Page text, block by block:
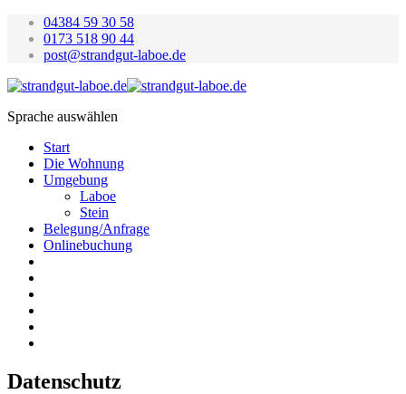
04384 59 30 58
0173 518 90 44
post@strandgut-laboe.de
Sprache auswählen
Start
Die Wohnung
Umgebung
Laboe
Stein
Belegung/Anfrage
Onlinebuchung
Datenschutz